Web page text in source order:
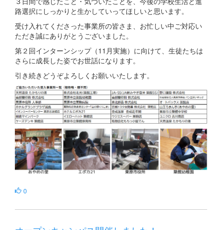
路選択にしっかりと生かしていってほしいと思います。
受け入れてくださった事業所の皆さま、お忙しい中ご対応い
ただき誠にありがとうございました。
第２回インターンシップ（11月実施）に向けて、生徒たちは
さらに成長した姿でお世話になります。
引き続きどうぞよろしくお願いいたします。
0